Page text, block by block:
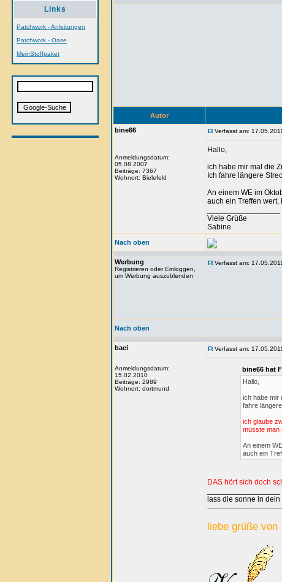
Links
Patchwork - Anleitungen
Patchwork - Oase
MeinStoffpaket
Autor
bine66
Anmeldungsdatum:
05.08.2007
Beiträge: 7367
Wohnort: Bielefeld
Verfasst am:
Hallo,
ich habe mir mal die
Ich fahre längere
An einem WE im
auch ein Treffen
Viele Grüße
Sabine
Nach oben
Werbung
Registrieren oder Einloggen,
um Werbung auszublenden
Verfasst am:
Nach oben
baci
Anmeldungsdatum:
15.02.2010
Beiträge: 2989
Wohnort: dortmund
Verfasst am:
bine66 hat
Hallo,
ich habe mir
fahre
ich glaube
müsste man
An einem
auch ein
DAS hört sich doch
lass die sonne in dein
liebe grüße von